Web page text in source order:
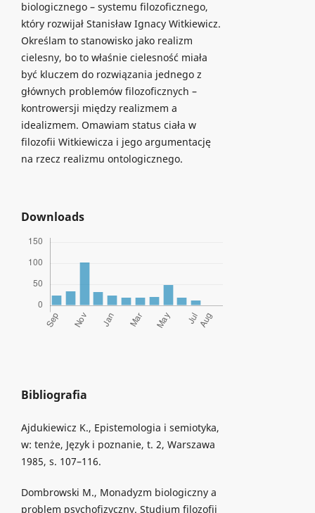
biologicznego – systemu filozoficznego,
który rozwijał Stanisław Ignacy Witkiewicz.
Określam to stanowisko jako realizm
cielesny, bo to właśnie cielesność miała
być kluczem do rozwiązania jednego z
głównych problemów filozoficznych –
kontrowersji między realizmem a
idealizmem. Omawiam status ciała w
filozofii Witkiewicza i jego argumentację
na rzecz realizmu ontologicznego.
Downloads
Bibliografia
Ajdukiewicz K., Epistemologia i semiotyka,
w: tenże, Język i poznanie, t. 2, Warszawa
1985, s. 107–116.
Dombrowski M., Monadyzm biologiczny a
problem psychofizyczny. Studium filozofii